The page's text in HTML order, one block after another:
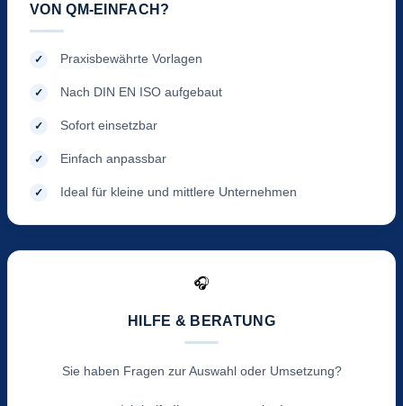
VON QM-EINFACH?
Praxisbewährte Vorlagen
Nach DIN EN ISO aufgebaut
Sofort einsetzbar
Einfach anpassbar
Ideal für kleine und mittlere Unternehmen
🎧
HILFE & BERATUNG
Sie haben Fragen zur Auswahl oder Umsetzung?